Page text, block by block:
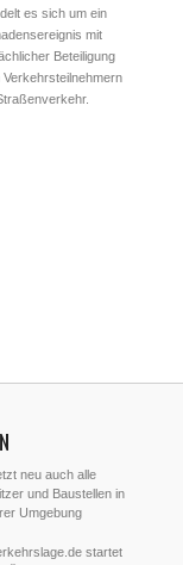
es sich um ein
mit
Beteiligung
Verkehrsteilnehmern
neu auch alle
und Baustellen in
Umgebung
startet